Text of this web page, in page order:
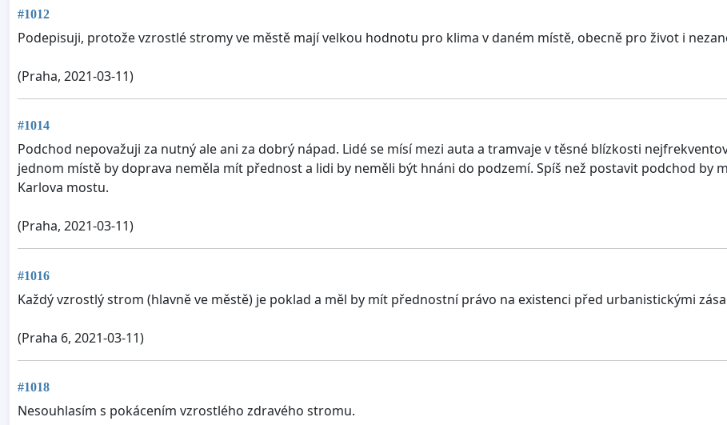
#1012
Podepisuji, protože vzrostlé stromy ve městě mají velkou hodnotu pro klima v daném místě, obecně pro život i
(Praha, 2021-03-11)
#1014
Podchod nepovažuji za nutný ale ani za dobrý nápad. Lidé se mísí mezi auta a tramvaje v těsné blízkosti
jednom místě by doprava neměla mít přednost a lidi by neměli být hnáni do podzemí. Spíš než postavit podchod by
Karlova mostu.
(Praha, 2021-03-11)
#1016
Každý vzrostlý strom (hlavně ve městě) je poklad a měl by mít přednostní právo na existenci před urbanistickými
(Praha 6, 2021-03-11)
#1018
Nesouhlasím s pokácením vzrostlého zdravého stromu.